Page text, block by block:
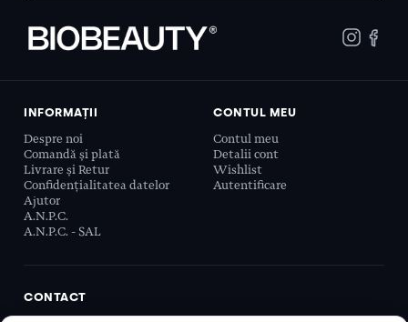
INFORMAȚII
Despre noi
Comandă și plată
Livrare și Retur
Confidențialitatea datelor
Ajutor
A.N.P.C.
A.N.P.C. - SAL
CONTUL MEU
Contul meu
Detalii cont
Wishlist
Autentificare
CONTACT